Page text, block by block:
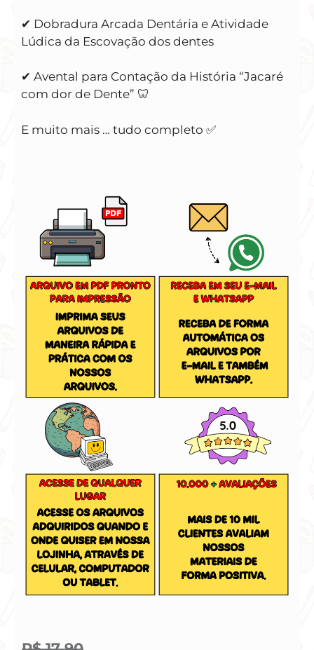
✔ Dobradura Arcada Dentária e Atividade
Lúdica da Escovação dos dentes
✔ Avental para Contação da História “Jacaré
com dor de Dente” 🦷
E muito mais … tudo completo ✅